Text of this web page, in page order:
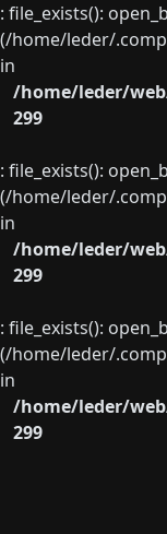
: file_exists():
(/home/leder/
in
/home/leder/
299
: file_exists():
(/home/leder/
in
/home/leder/
299
: file_exists():
(/home/leder/
in
/home/leder/
299